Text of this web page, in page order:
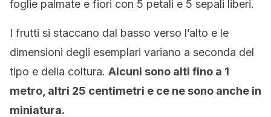
foglie palmate e fiori con 5 petali e 5 sepali liberi.
I frutti si staccano dal basso verso l’alto e le
dimensioni degli esemplari variano a seconda del
tipo e della coltura. Alcuni sono alti fino a 1
metro, altri 25 centimetri e ce ne sono anche in
miniatura.